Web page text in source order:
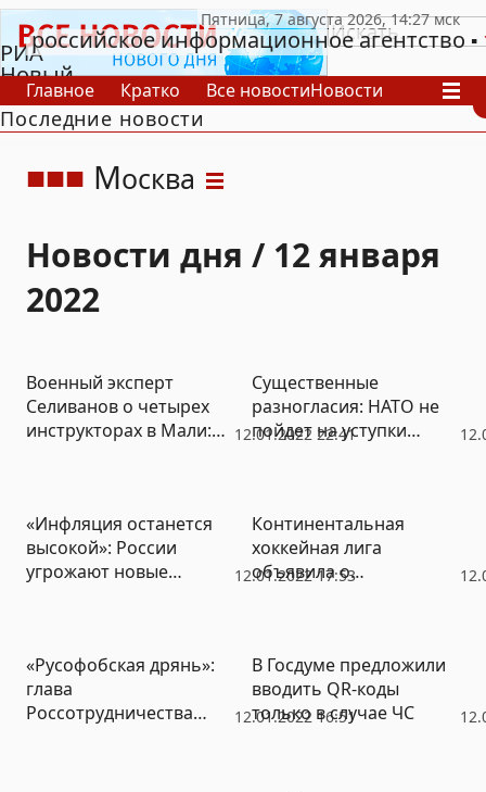
РИА
Новый
День
российское информационное агентство
Главное Кратко Все новостиНовости
В России
В мире
Последние новости
Москва
Новости дня / 12 января
2022
12.01.2022 22:41
Военный эксперт
Селиванов о четырех
инструкторах в Мали:
Существенные
разногласия: НАТО не
пойдет на уступки
12.01.2022 17:53
«Инфляция останется
высокой»: России
угрожают новые
Континентальная
хоккейная лига
объявила о
12.01.2022 16:51
«Русофобская дрянь»:
глава
Россотрудничества
В Госдуме предложили
вводить QR-коды
только в случае ЧС